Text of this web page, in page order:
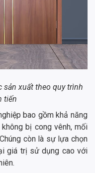
xuất theo quy trình
tiến
bao gồm khả năng
bị cong vênh, mối
còn là sự lựa chọn
giá trị sử dụng cao với